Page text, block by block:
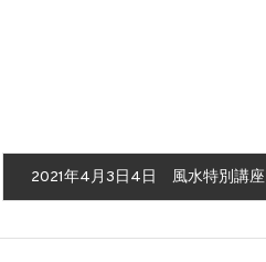
2021年4月3日4日 風水特別講座